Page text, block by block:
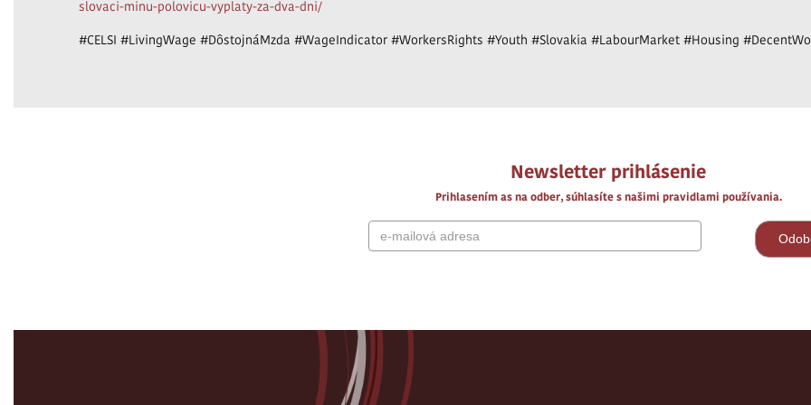
slovaci-minu-polovicu-vyplaty-za-dva-dni/
#CELSI #LivingWage #DôstojnáMzda #WageIndicator #WorkersRights #Youth #Slovakia #LabourMarket #Housing
Newsletter prihlásenie
Prihlasením as na odber, súhlasíte s našimi pravidlami používania.